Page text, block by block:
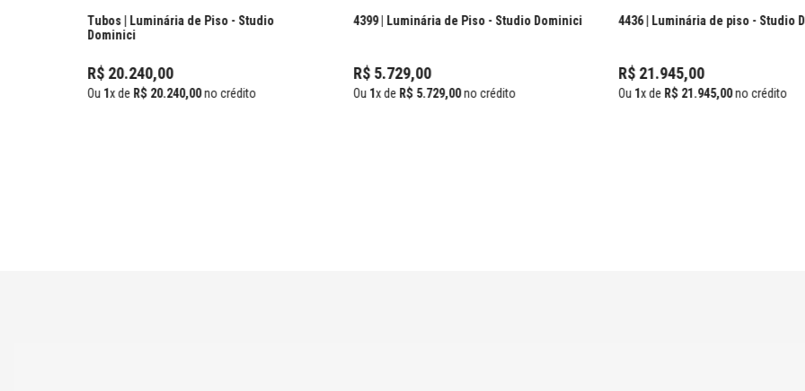
Tubos | Luminária de Piso - Studio
Dominici
R$ 20.240,00
Ou 1x de R$ 20.240,00no crédito
4399 | Luminária de Piso - Studio Dominici
R$ 5.729,00
Ou 1x de R$ 5.729,00no crédito
4436 | Luminária de piso - Studio
R$ 21.945,00
Ou 1x de R$ 21.945,00no crédito